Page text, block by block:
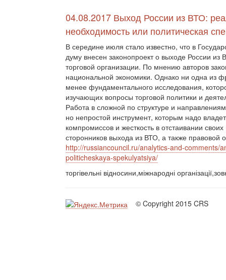
04.08.2017 Выход России из ВТО:
необходимость или политическая
В середине июля стало известно, что в
думу внесен законопроект о выходе России из
торговой организации. По мнению авторов
национальной экономики. Однако ни одна из
менее фундаментального исследования,
изучающих вопросы торговой политики и
Работа в сложной по структуре и
но непростой инструмент, которым надо
компромиссов и жесткость в отстаивании
сторонников выхода из ВТО, а также правовой
http://russiancouncil.ru/analytics-and-comments/
politicheskaya-spekulyatsiya/
торгівельні відносини,міжнародні
© Copyright 2015 CRS